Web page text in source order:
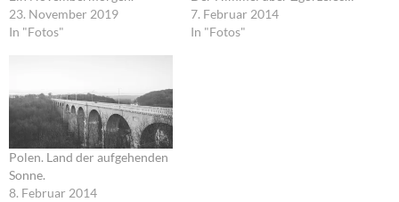
23. November 2019
In "Fotos"
7. Februar 2014
In "Fotos"
Polen. Land der aufgehenden
Sonne.
8. Februar 2014